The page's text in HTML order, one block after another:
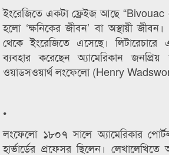
ইংরেজিতে একটা ফ্রেইজ আছে “Bivouac
হলো ‘ক্ষনিকের জীবন’ বা অস্থায়ী জীবন।
থেকে ইংরেজিতে এসেছে।
ব্যবহার করেছেন অ্যামেরিকান
ওয়াডসওয়ার্থ লংফেলো (Henry
•
লংফেলো ১৮০৭ সালে অ্যামেরিকার
হার্ভার্ডের প্রফেসর ছিলেন।